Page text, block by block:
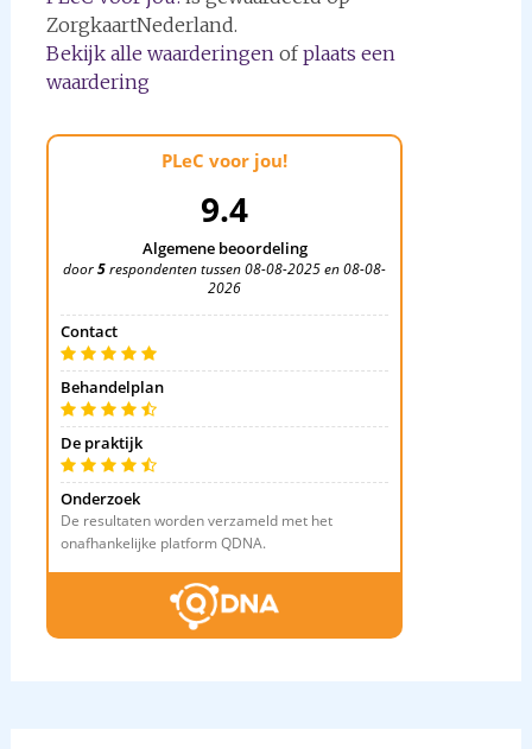
ZorgkaartNederland.
Bekijk alle waarderingenofplaats een
waardering